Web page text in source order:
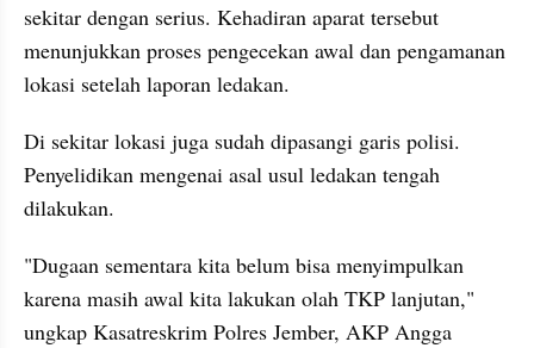
sekitar dengan serius. Kehadiran aparat tersebut
menunjukkan proses pengecekan awal dan pengamanan
lokasi setelah laporan ledakan.
Di sekitar lokasi juga sudah dipasangi garis polisi.
Penyelidikan mengenai asal usul ledakan tengah
dilakukan.
"Dugaan sementara kita belum bisa menyimpulkan
karena masih awal kita lakukan olah TKP lanjutan,"
ungkap Kasatreskrim Polres Jember, AKP Angga